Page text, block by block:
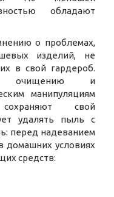
обладают
о проблемах,
изделий, не
в свой гардероб.
очищению и
манипуляциям
свой
удалять пыль с
перед надеванием
домашних условиях
средств: